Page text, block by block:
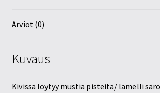
Arviot (0)
Kuvaus
Kivissä löytyy mustia pisteitä/ lamelli